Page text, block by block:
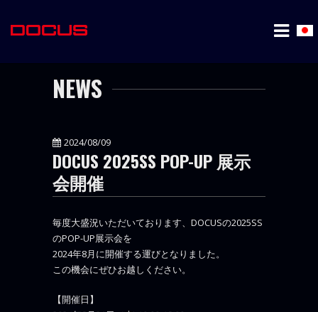
NEWS
2024/08/09
DOCUS 2025SS POP-UP 展示
会開催
毎度大盛況いただいております、DOCUSの2025SS
のPOP-UP展示会を
2024年8月に開催する運びとなりました。
この機会にぜひお越しください。
【開催日】